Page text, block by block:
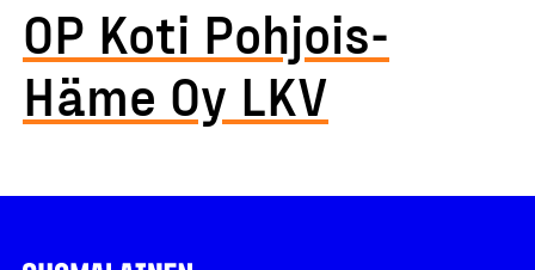
OP Koti Pohjois-
Häme Oy LKV